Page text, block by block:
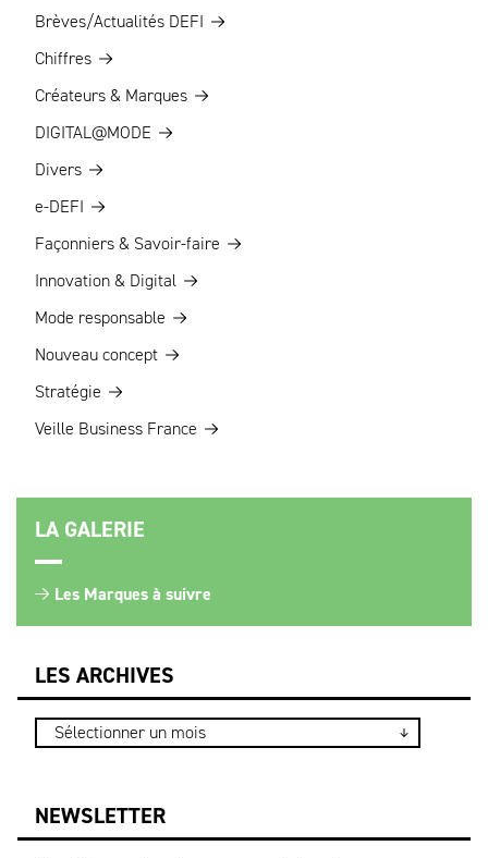
Brèves/Actualités DEFI
Chiffres
Créateurs & Marques
DIGITAL@MODE
Divers
e-DEFI
Façonniers & Savoir-faire
Innovation & Digital
Mode responsable
Nouveau concept
Stratégie
Veille Business France
LA GALERIE
Les Marques à suivre
LES ARCHIVES
NEWSLETTER